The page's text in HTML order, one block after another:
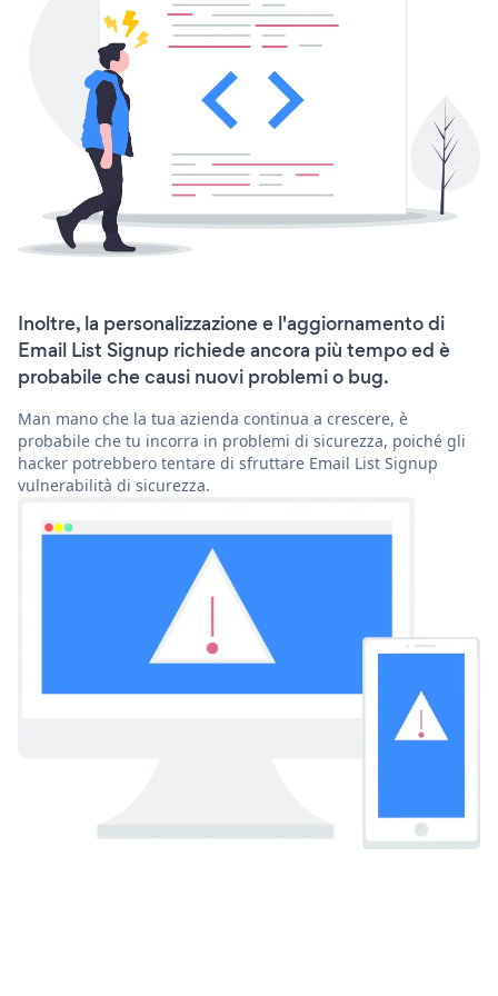
Inoltre, la personalizzazione e l'aggiornamento di
Email List Signup richiede ancora più tempo ed è
probabile che causi nuovi problemi o bug.
Man mano che la tua azienda continua a crescere, è
probabile che tu incorra in problemi di sicurezza, poiché gli
hacker potrebbero tentare di sfruttare Email List Signup
vulnerabilità di sicurezza.